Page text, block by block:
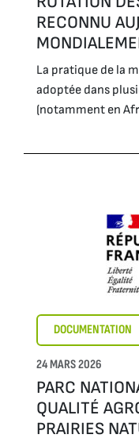
RECONNU
La pratique de la
adoptée dans
(notamment en
DOCUMENTATION
24 MARS 2026
PARC
QUALITÉ
PRAIRIES